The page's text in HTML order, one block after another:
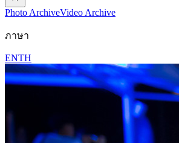
Photo ArchiveVideo Archive
ภาษา
ENTH